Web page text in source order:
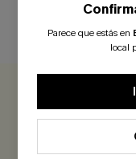
Sé el
Parece que estás en
local